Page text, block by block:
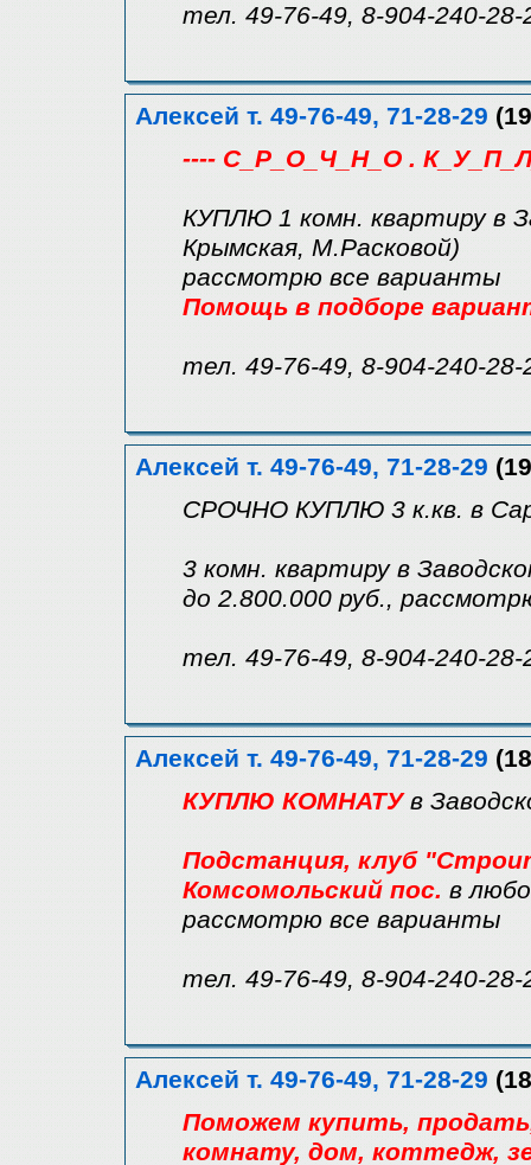
тел. 49-76-49, 8-904-240-28-
Алексей т. 49-76-49, 71-28-29
---- С_Р_О_Ч_Н_О .
КУПЛЮ 1 комн. квартиру в
Крымская, М.Расковой)
рассмотрю все варианты
Помощь в подборе
тел. 49-76-49, 8-904-240-28-
Алексей т. 49-76-49, 71-28-29
СРОЧНО КУПЛЮ 3 к.кв. в
3 комн. квартиру в
до 2.800.000 руб.,
тел. 49-76-49, 8-904-240-28-
Алексей т. 49-76-49, 71-28-29
КУПЛЮ КОМНАТУв
Подстанция, клуб
Комсомольский пос. в
рассмотрю все варианты
тел. 49-76-49, 8-904-240-28-
Алексей т. 49-76-49, 71-28-29
Поможем купить,
комнату, дом, коттедж,